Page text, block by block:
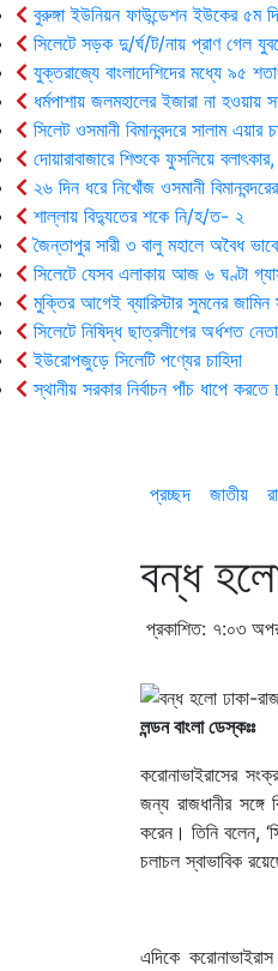
বুরুঙ্গা ইউনিয়ন ফাউন্ডেশন ইউকের ৫ম
সিলেটে সড়ক দু/র্ঘ/ট/নায় প্রাণ গেল
যুক্তরাজ্যে বাংলাদেশিদের মধ্যে ৯৫
ধর্মপাশায় জলমহালের ইজারা না হওয়ায়
সিলেট ওসমানী বিমানবন্দরে সালাম
দোয়ারাবাজারে শিশুকে ফুসলিয়ে
২৬ দিন ধরে নিখোঁজ ওসমানী
শাল্লায় বিদ্যুতের শকে নি/হ/ত- ২
জৈন্তাপুর সারী ৩ বালু মহালে অবৈধ
সিলেটে যেসব এলাকায় আজ ৬ ঘণ্টা
মুক্তির আগেই ব্যারিস্টার সুমনের
সিলেটে নিষিদ্ধ ছাত্রলীগের অর্ধশত
ইউরোপজুড়ে সিলেটি পণ্যের চাহিদা
স্থানীয় সরকার নির্বাচন পাঁচ ধাপে করতে
প্রচ্ছদ জাতীয়
বন্ধ
প্রকাশিত: ৭:০৩
লন্ডন বাংলা ডেস্কঃঃ
করোনাভাইরাসের
জন্য রাজধানীর সঙ্গে
করেন। তিনি বলেন,
চলাচল স্বাভাবিক
এদিকে